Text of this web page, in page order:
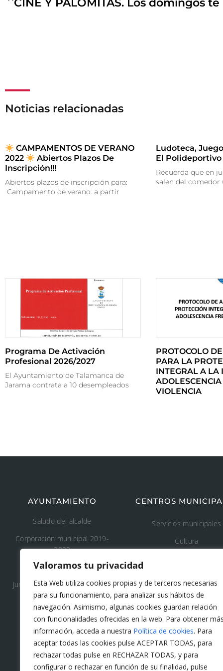
Valoramos tu privacidad
Esta Web utiliza cookies propias y de terceros necesarias
para su funcionamiento, para analizar sus hábitos de
navegación. Asimismo, algunas cookies guardan relación
con funcionalidades ofrecidas en la web. Para obtener más
información, acceda a nuestra Política de cookies. Para
aceptar todas las cookies pulse ACEPTAR TODAS, para
rechazar todas pulse en RECHAZAR TODAS, y para
configurar o rechazar en función de su finalidad, pulse
Noticias relacionadas
CAMPAMENTOS DE VERANO
2022
Abiertos Plazos De
Inscripción!!!
Abiertos plazos de inscripción para:
Campamento de verano: a partir
Ludoteca,
El Polideportivo
Recuerda que en
salen del comedor
Programa De Activación
Profesional 2026/2027
El Ayuntamiento de Talamanca de
Jarama contrata a 10 desempleados
PROTOCOLO
PARA LA
INTEGRAL A LA
VIOLENCIA
AYUNTAMIENTO
Saludo del alcalde
Corporación municipal 2019-
2023
Concejalía 2019-2023
Junta de Gobierno Local 2019-
2023
CENTROS
Servicios municipales
Cultura
Áreas recreativas
Medio ambiente
Tanatorio y cementerio
municipal
Protección civil